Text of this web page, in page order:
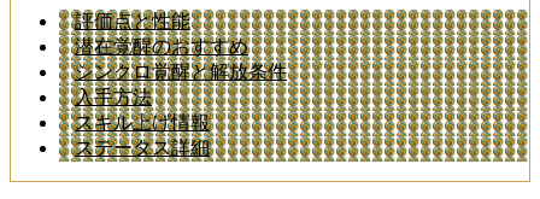
評価点と性能
潜在覚醒のおすすめ
シンクロ覚醒と解放条件
入手方法
スキル上げ情報
ステータス詳細